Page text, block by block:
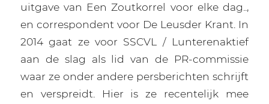
uitgave van Een Zoutkorrel voor elke dag..,
en correspondent voor De Leusder Krant. In
2014 gaat ze voor SSCVL / Lunterenaktief
aan de slag als lid van de PR-commissie
waar ze onder andere persberichten schrijft
en verspreidt. Hier is ze recentelijk mee